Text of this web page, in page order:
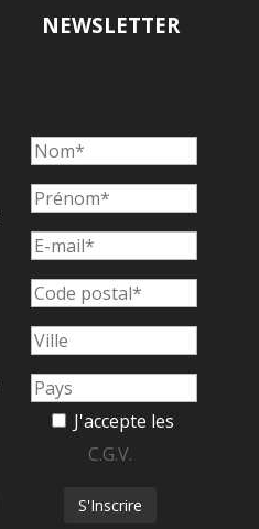
NEWSLETTER
J'accepte les
C.G.V.